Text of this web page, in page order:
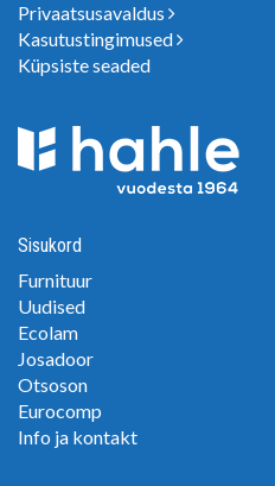
Privaatsusavaldus
Kasutustingimused
Küpsiste seaded
Sisukord
Furnituur
Uudised
Ecolam
Josadoor
Otsoson
Eurocomp
Info ja kontakt